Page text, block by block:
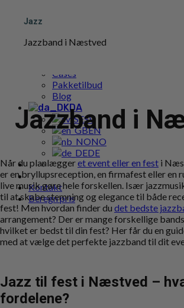
Pris
Cases
Pakketilbud
Blog
DA
SV
EN
NO
DE
Kontakt
Beregn pris
Jazz
Jazzband i Næstved
Jazzband i
Når du planlæggeret event eller en fest i
er en bryllupsreception, en firmafest eller en
live musik gøre hele forskellen. Især
til at skabe stemning og elegance til både
fest! Men hvordan finder du det bedste
arrangement? Der er mange forskellige
hvilket er bedst til din fest? Her får du en
med at vælge det perfekte jazzband til dit
Jazz til fest i Næstved –
fordelene?